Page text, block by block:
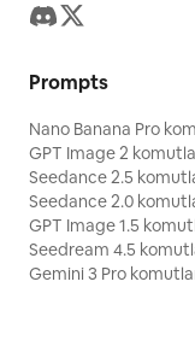
Prompts
Nano Banana Pro
GPT Image 2
Seedance 2.5
Seedance 2.0
GPT Image 1.5
Seedream 4.5
Gemini 3 Pro